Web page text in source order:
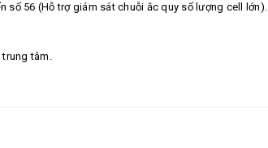
số 56 (Hỗ trợ giám sát chuỗi ắc quy số lượng cell lớn).
tâm.